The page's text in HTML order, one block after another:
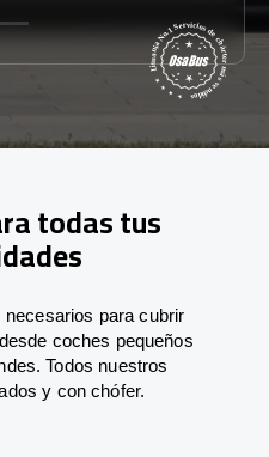
todas tus
para cubrir
coches pequeños
Todos nuestros
y con chófer.